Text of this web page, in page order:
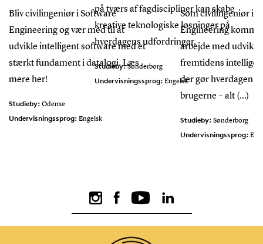
Bliv civilingeniør i Software
Engineering og vær med til at
udvikle intelligent software med et
stærkt fundament i datalogi. Læs
mere her!
Studieby: Odense
Undervisningssprog: Engelsk
på tværs af fagdiscipliner kan skabe
kreative teknologiske løsninger på
hverdagens udfordringer.
Studieby:Sønderborg
Undervisningssprog: Engelsk
Som civilingeniør i
Engineering
arbejde med
fremtidens
der gør hverdagen
brugerne – alt (...)
Studieby: Sønderborg
Undervisningssprog: